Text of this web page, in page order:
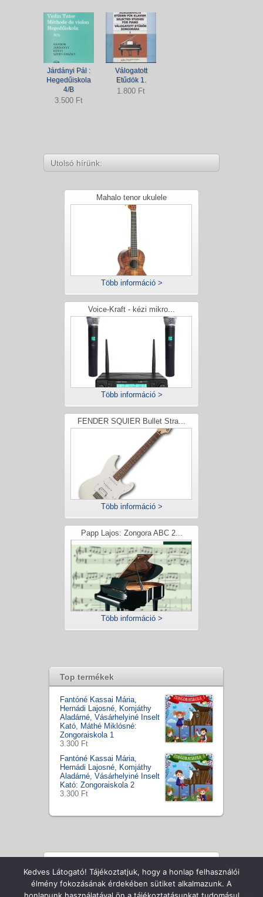
Járdányi Pál :
Hegedűiskola
4/B
3.500 Ft
Válogatott
Etűdök 1.
1.800 Ft
Utolsó hírünk:
Mahalo tenor ukulele
Több információ >
Voice-Kraft - kézi mikro...
Több információ >
FENDER SQUIER Bullet Stra...
Több információ >
Papp Lajos: Zongora ABC 2...
Több információ >
Top termékek
Fantóné Kassai Mária,
Hernádi Lajosné, Komjáthy
Aladárné, Vásárhelyiné Inselt
Kató, Máthé Miklósné:
Zongoraiskola 1
3.300 Ft
Fantóné Kassai Mária,
Hernádi Lajosné, Komjáthy
Aladárné, Vásárhelyiné Inselt
Kató: Zongoraiskola 2
3.300 Ft
Copyright © Zenecentrum Kft., All Rights Reserved
Kedves Látogató! Tájékoztatjuk, hogy a honlap felhasználói
élmény fokozásának érdekében sütiket alkalmazunk. A